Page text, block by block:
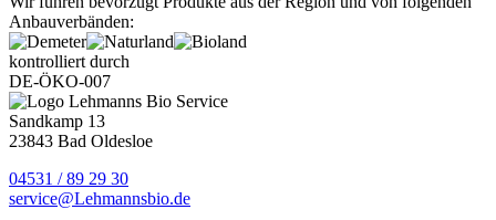
Anbauverbänden:
kontrolliert durch
DE-ÖKO-007
Sandkamp 13
23843 Bad Oldesloe
04531 / 89 29 30
service@Lehmannsbio.de